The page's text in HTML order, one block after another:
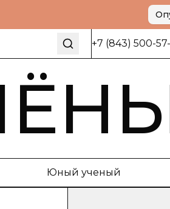
+7 (843) 500-
Юный ученый